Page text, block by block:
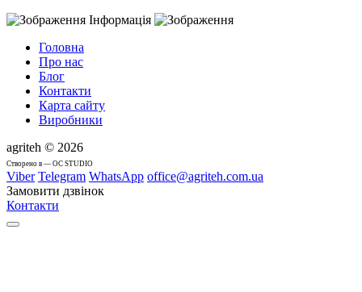
Інформація
Головна
Про нас
Блог
Контакти
Карта сайту
Виробники
agriteh © 2026
Cтворено в — OC STUDIO
Viber Telegram WhatsApp office@agriteh.com.ua
Замовити дзвінок
Контакти